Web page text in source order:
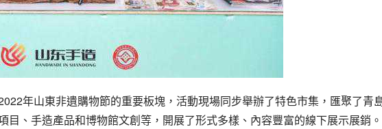
年山東非遺購物節的重要板塊，活動現場同步舉辦了特色市集，匯聚了青
目、手造產品和博物館文創等，開展了形式多樣、內容豐富的線下展示展銷